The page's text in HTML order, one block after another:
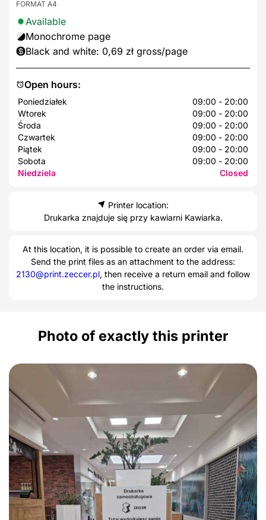
Open hours:
Poniedziałek
09:00 - 20:00
Wtorek
09:00 - 20:00
Środa
09:00 - 20:00
Czwartek
09:00 - 20:00
Piątek
09:00 - 20:00
Sobota
09:00 - 20:00
Niedziela
Closed
FORMAT A4
Available
Monochrome page
Black and white: 0,69 zł gross/page
Printer location:
Drukarka znajduje się przy kawiarni Kawiarka.
At this location, it is possible to create an order via email.
Send the print files as an attachment to the address:
2130@print.zeccer.pl, then receive a return email and follow
the instructions.
Photo of exactly this printer